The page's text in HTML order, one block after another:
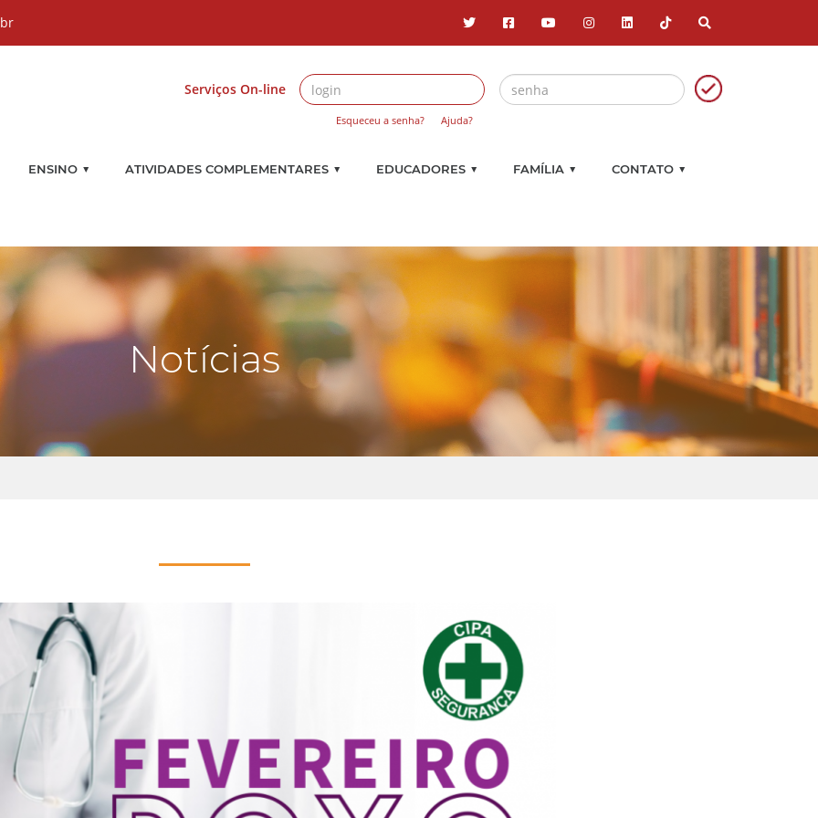
Serviços On-line
Esqueceu a senha? Ajuda?
ENSINO ▼ ATIVIDADES COMPLEMENTARES ▼ EDUCADORES ▼ FAMÍLIA ▼ CONTATO ▼
Notícias